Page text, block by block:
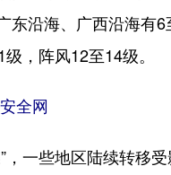
东沿海、广西沿海有
，阵风12至14级。
全网
一些地区陆续转移受